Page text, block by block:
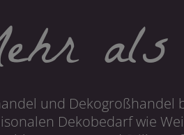
als
und Dekogroßhandel
Dekobedarf wie